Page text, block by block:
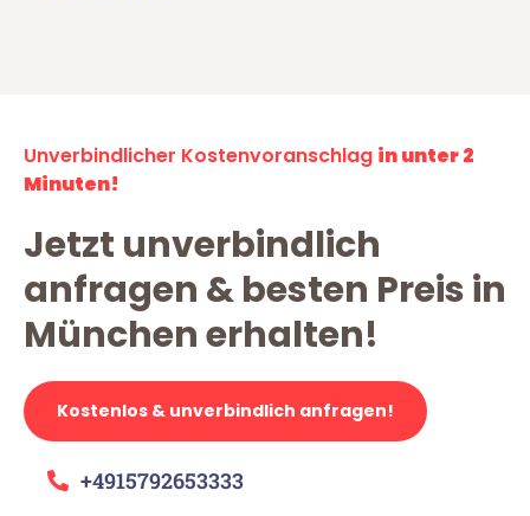
Unverbindlicher Kostenvoranschlag in unter 2
Minuten!
Jetzt unverbindlich
anfragen & besten Preis in
München erhalten!
Kostenlos & unverbindlich anfragen!
+4915792653333